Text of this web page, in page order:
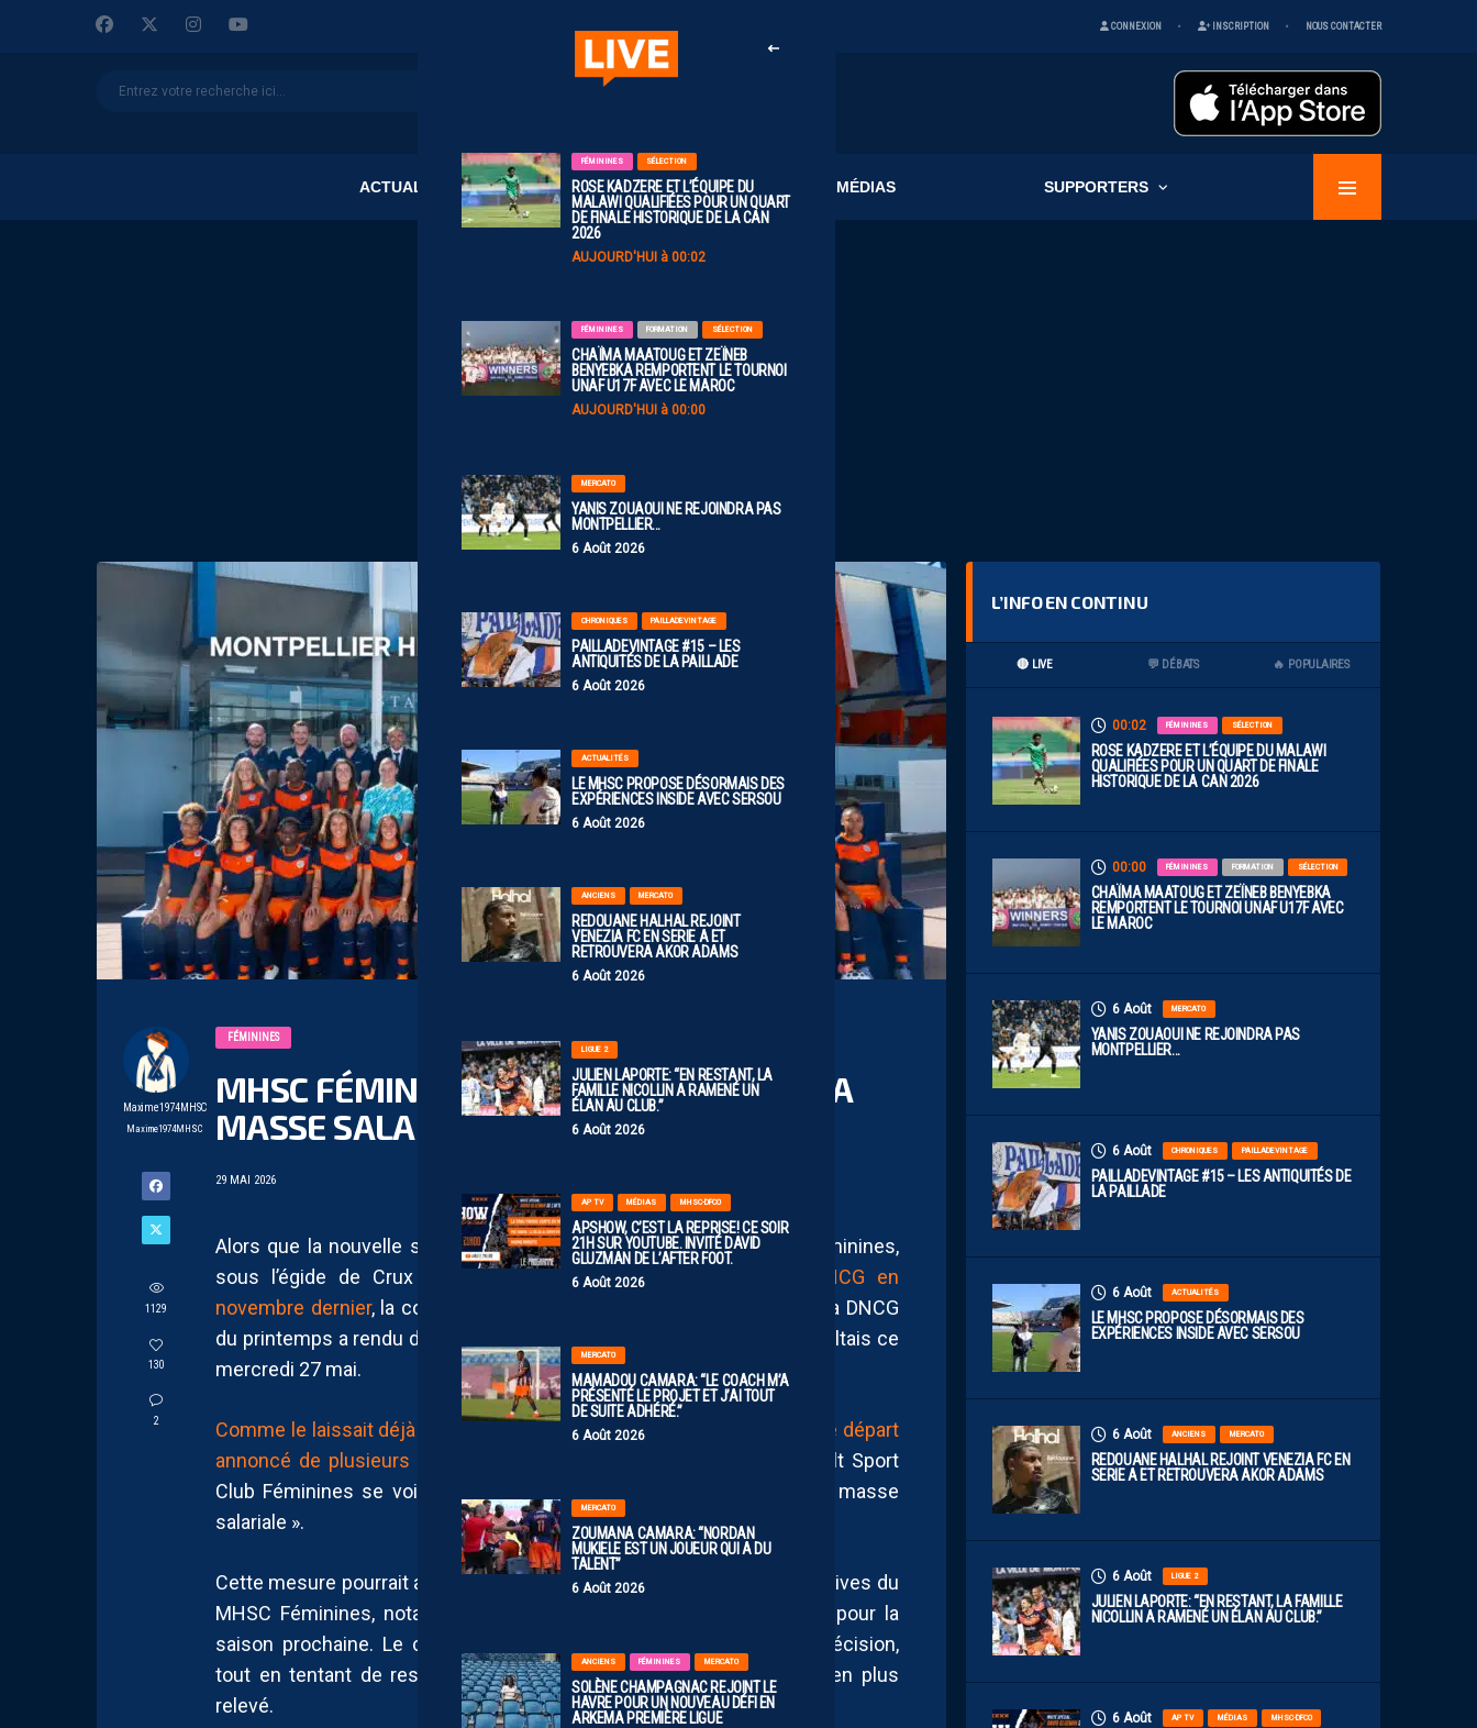
CONNEXION INSCRIPTION NOUS CONTACTER
ACTUALITÉS CLUB MÉDIAS SUPPORTERS
FÉMININES SÉLECTION
ROSE KADZERE ET L’ÉQUIPE DU
MALAWI QUALIFIÉES POUR UN QUART
DE FINALE HISTORIQUE DE LA CAN
2026
AUJOURD'HUI à 00:02
FÉMININES FORMATION SÉLECTION
CHAÏMA MAATOUG ET ZEÏNEB
BENYEBKA REMPORTENT LE TOURNOI
UNAF U17F AVEC LE MAROC
AUJOURD'HUI à 00:00
MERCATO
YANIS ZOUAOUI NE REJOINDRA PAS
MONTPELLIER…
6 Août 2026
CHRONIQUES PAILLADEVINTAGE
PAILLADEVINTAGE #15 – LES
ANTIQUITÉS DE LA PAILLADE
6 Août 2026
ACTUALITÉS
LE MHSC PROPOSE DÉSORMAIS DES
EXPÉRIENCES INSIDE AVEC SERSOU
6 Août 2026
ANCIENS MERCATO
REDOUANE HALHAL REJOINT
VENEZIA FC EN SERIE A ET
RETROUVERA AKOR ADAMS
6 Août 2026
LIGUE 2
JULIEN LAPORTE: “EN RESTANT, LA
FAMILLE NICOLLIN A RAMENÉ UN
ÉLAN AU CLUB.”
6 Août 2026
AP TV MÉDIAS MHSC-DFCO
APSHOW, C’EST LA REPRISE! CE SOIR
21H SUR YOUTUBE. INVITÉ DAVID
GLUZMAN DE L’AFTER FOOT.
6 Août 2026
MERCATO
MAMADOU CAMARA: “LE COACH M’A
PRÉSENTÉ LE PROJET ET J’AI TOUT
DE SUITE ADHÉRÉ.”
6 Août 2026
MERCATO
ZOUMANA CAMARA: “NORDAN
MUKIELE EST UN JOUEUR QUI A DU
TALENT”
6 Août 2026
ANCIENS FÉMININES MERCATO
SOLÈNE CHAMPAGNAC REJOINT LE
HAVRE POUR UN NOUVEAU DÉFI EN
ARKEMA PREMIÈRE LIGUE
Maxime1974MHSC
Maxime1974MHSC
1129
130
2
FÉMININES
MHSC FÉMININES : LA DNCG ENCADRE LA
MASSE SALARIALE DU CLUB
29 MAI 2026
Alors que la nouvelle structure du Montpellier Hérault Sport Club Féminines,
sous l’égide de Crux Football,
avait passé sans encombre la DNCG en
novembre dernier, la commission fédérale de contrôle des clubs de la DNCG
du printemps a rendu de nouvelles décisions concernant le club héraultais ce
mercredi 27 mai.
Comme le laissait déjà présager le timide mercato hivernal ainsi que le départ
annoncé de plusieurs joueuses cadres cet été
, le Montpellier Hérault Sport
Club Féminines se voit désormais imposer « un encadrement de la masse
salariale ».
Cette mesure pourrait avoir des conséquences sur les ambitions sportives du
MHSC Féminines, notamment dans la construction de son effectif pour la
saison prochaine. Le club devra désormais composer avec cette décision,
tout en tentant de rester compétitif dans un championnat de plus en plus
relevé.
L’INFO EN CONTINU
🔴 LIVE 💬 DÉBATS 🔥 POPULAIRES
00:02 FÉMININES SÉLECTION
ROSE KADZERE ET L’ÉQUIPE DU MALAWI
QUALIFIÉES POUR UN QUART DE FINALE
HISTORIQUE DE LA CAN 2026
00:00 FÉMININES FORMATION SÉLECTION
CHAÏMA MAATOUG ET ZEÏNEB BENYEBKA
REMPORTENT LE TOURNOI UNAF U17F AVEC
LE MAROC
6 Août MERCATO
YANIS ZOUAOUI NE REJOINDRA PAS
MONTPELLIER…
6 Août CHRONIQUES PAILLADEVINTAGE
PAILLADEVINTAGE #15 – LES ANTIQUITÉS DE
LA PAILLADE
6 Août ACTUALITÉS
LE MHSC PROPOSE DÉSORMAIS DES
EXPÉRIENCES INSIDE AVEC SERSOU
6 Août ANCIENS MERCATO
REDOUANE HALHAL REJOINT VENEZIA FC EN
SERIE A ET RETROUVERA AKOR ADAMS
6 Août LIGUE 2
JULIEN LAPORTE: “EN RESTANT, LA FAMILLE
NICOLLIN A RAMENÉ UN ÉLAN AU CLUB.”
6 Août AP TV MÉDIAS MHSC-DFCO